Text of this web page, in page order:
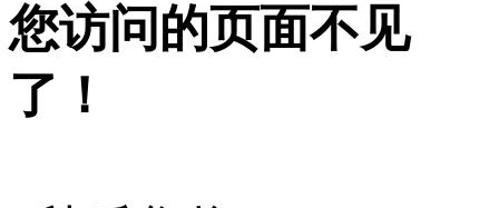
您访问的页面不见
了！